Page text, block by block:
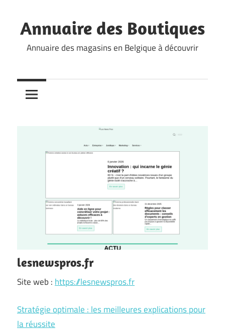
to
content
Annuaire des Boutiques
Annuaire des magasins en Belgique à découvrir
lesnewspros.fr
Site web : https://lesnewspros.fr
Stratégie optimale : les meilleures explications pour
la réussite